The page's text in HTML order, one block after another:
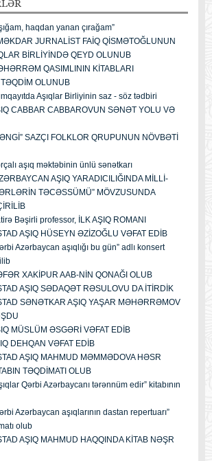
haqdan yanan çırağam”
JURNALİST FAİQ QİSMƏTOĞLUNUN
BİRLİYİNDƏ QEYD OLUNUB
QASIMLININ KİTABLARI
OLUNUB
Aşıqlar Birliyinin saz - söz tədbiri
CABBAR CABBAROVUN SƏNƏT YOLU VƏ
SAZÇI FOLKLOR QRUPUNUN NÖVBƏTİ
aşıq məktəbinin ünlü sənətkarı
AŞIQ YARADICILIĞINDA MİLLİ-
TƏCƏSSÜMÜ” MÖVZUSUNDA
Bəşirli professor, İLK AŞIQ ROMANI
AŞIQ HÜSEYN ƏZİZOĞLU VƏFAT EDİB
Azərbaycan aşıqlığı bu gün” adlı konsert
XAKİPUR AAB-NİN QONAĞI OLUB
AŞIQ SƏDAQƏT RƏSULOVU DA İTİRDİK
SƏNƏTKAR AŞIQ YAŞAR MƏHƏRRƏMOV
MÜSLÜM ƏSGƏRİ VƏFAT EDİB
DEHQAN VƏFAT EDİB
AŞIQ MAHMUD MƏMMƏDOVA HƏSR
TƏQDİMATI OLUB
Qərbi Azərbaycanı tərənnüm edir” kitabının
Azərbaycan aşıqlarının dastan repertuarı”
olub
AŞIQ MAHMUD HAQQINDA KİTAB NƏŞR